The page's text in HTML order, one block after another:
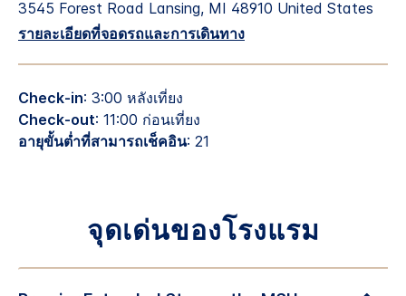
3545 Forest Road Lansing, MI 48910 United States
รายละเอียดที่จอดรถและการเดินทาง
Check-in: 3:00 หลังเที่ยง
Check-out: 11:00 ก่อนเที่ยง
อายุขั้นต่ำที่สามารถเช็คอิน: 21
จุดเด่นของโรงแรม